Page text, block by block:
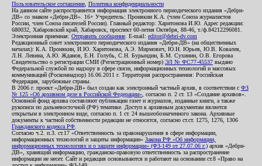
Пользовательское соглашение Политика конфиденциальности
На данном сайте распространяется информация электронного периодического издания «Дебри-
ДВ» со знаком «Дебри-ДВ». 16+ Учредитель: Пронякин К.А. (член Союза журналистов
России, член Союза писателей России). Главный редактор: Харитонова И.Ю. Адрес редакции:
680032, Хабаровский край, Хабаровск, проспект 60-летия Октября, 88-46, т./ф.84212296081.
Электронная приемная: Отправить сообщение . E-mail: editor@debri-dv.com
Редакционный совет электронного периодического издания «Дебри-ДВ» (на общественных
началах): К.А. Пронякин, И.Ю. Харитонова, А.Э. Мирмович, Ю.Н. Юрьев, Ю.В. Ковалев,
Л.Н. Левина, А.Ю. Жданов, Е.Н. Голубь, С.Н. Бурындин, Б.М. Сухинин, О.В. Егорова
Свидетельство о регистрации СМИ (Регистрационный номер) ЭЛ № ФС77-45537 выдано
Федеральной службой по надзору в сфере связи, информационных технологий и массовых
коммуникаций (Роскомнадзор) 16.06.2011 г. Территория распространения: Российская
Федерация, зарубежные страны.
В 2006 г. проект «Дебри-ДВ» был создан как электронный частный архив, в соответствии с ФЗ
№ 125 «Об архивном деле в Российской Федерации» , согласно п. 2 ст. 13 «Создание архивов».
Основной фонд архива составляют публикации газет и журналов, изданные книги, а также
рукописи по дальневосточной (РФ) тематике. Доступ к архивным документам является
открытым в электронном виде, согласно п. 1 ст. 24 вышеобозначенного закона. Архивные
документы к частной собственности редакции не относятся, согласно ст.ст. 1275, 1276, 1306
Гражданского кодекса РФ
Согласно ч.2. п.3. ст.17 «Ответственность за правонарушения в сфере информации,
информационных технологий и защиты информации» Закона РФ «Об информации,
информационных технологиях и о защите информации» (ФЗ-149 от 27.07.06 г.) архив «Дебри-
ДВ», хранящий информацию, гражданско-правовую ответственность за распространение
информации не несет. Сайт и редакция основываются и работают на основании ст.8 «Право на